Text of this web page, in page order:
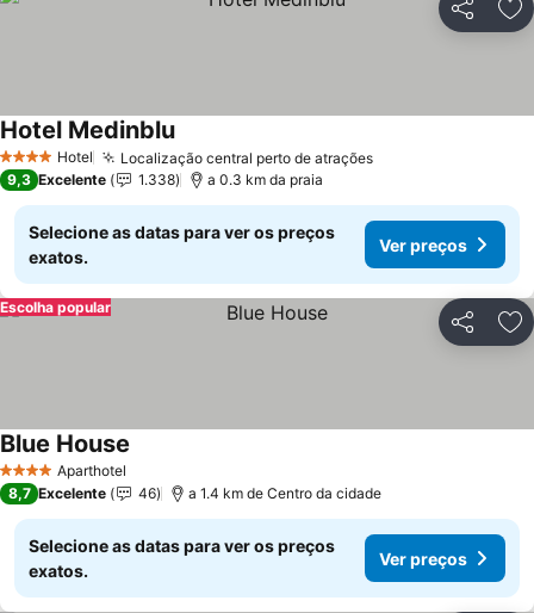
Partilhar
4 EstrelasHotel Localização central perto de atraçõesVer preços
Hotel MedinbluVer preços
9,3 Excelente 1.338 a 0.3 km da praia
Selecione as datas para ver os preços
exatos.
Ver preços
Partilhar
Escolha popular
4 EstrelasAparthotel
Blue House
8,7 Excelente 46 a 1.4 km de Centro da cidade
Selecione as datas para ver os preços
exatos.
Ver preços